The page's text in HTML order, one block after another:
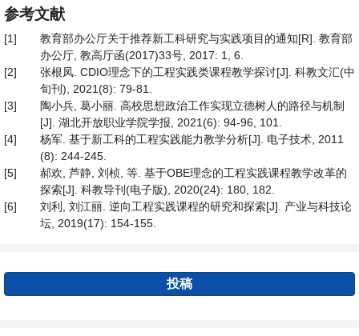
参考文献
[1]
教育部办公厅关于推荐新工科研究与实践项目的通知[R]. 教育部
办公厅, 教高厅函(2017)33号, 2017: 1, 6.
[2]
张根凤. CDIO理念下的工程实践类课程教学探讨[J]. 科教文汇(中
旬刊), 2021(8): 79-81.
[3]
陶小兵, 葛小丽. 高校思想政治工作实现立德树人的路径与机制
[J]. 湖北开放职业学院学报, 2021(6): 94-96, 101.
[4]
杨军. 基于新工科的工程实践能力教学分析[J]. 电子技术, 2011
(8): 244-245.
[5]
郝欢, 芦静, 刘桢, 等. 基于OBE理念的工程实践课程教学改革的
探索[J]. 科教导刊(电子版), 2020(24): 180, 182.
[6]
刘利, 刘江丽. 逆向工程实践课程的研究和探索[J]. 产业与科技论
坛, 2019(17): 154-155.
投稿